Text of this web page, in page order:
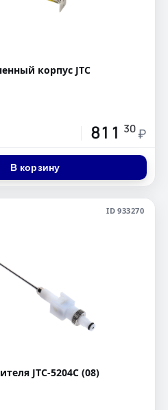
корпус JTC
811 30 ₽
В корзину
ID 933270
JTC-5204C (08)